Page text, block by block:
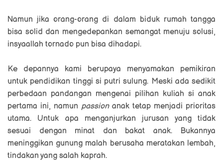
Namun jika orang-orang di dalam biduk rumah tangga
bisa solid dan mengedepankan semangat menuju solusi,
insyaallah tornado pun bisa dihadapi.
Ke depannya kami berupaya menyamakan pemikiran
untuk pendidikan tinggi si putri sulung. Meski ada sedikit
perbedaan pandangan mengenai pilihan kuliah si anak
pertama ini, namun passionanak tetap menjadi prioritas
utama. Untuk apa menganjurkan jurusan yang tidak
sesuai dengan minat dan bakat anak. Bukannya
meninggikan gunung malah berusaha meratakan lembah,
tindakan yang salah kaprah.